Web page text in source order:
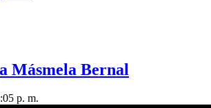
Másmela Bernal
p. m.